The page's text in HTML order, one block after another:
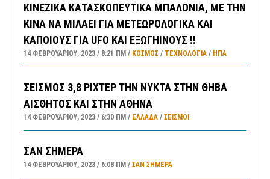
ΚΙΝΕΖΙΚΑ ΚΑΤΑΣΚΟΠΕΥΤΙΚΑ ΜΠΑΛΟΝΙΑ, ΜΕ ΤΗΝ
ΚΙΝΑ ΝΑ ΜΙΛΑΕΙ ΓΙΑ ΜΕΤΕΩΡΟΛΟΓΙΚΑ ΚΑΙ
ΚΑΠΟΙΟΥΣ ΓΙΑ UFO ΚΑΙ ΕΞΩΓΗΙΝΟΥΣ !!
14 ΦΕΒΡΟΥΑΡΊΟΥ, 2023 8:21 ΠΜ ΚΟΣΜΟΣ / ΤΕΧΝΟΛΟΓΙΑ/ ΗΠΑ
ΣΕΙΣΜΟΣ 3,8 ΡΙΧΤΕΡ ΤΗΝ ΝΥΚΤΑ ΣΤΗΝ ΘΗΒΑ
ΑΙΣΘΗΤΟΣ ΚΑΙ ΣΤΗΝ ΑΘΗΝΑ
14 ΦΕΒΡΟΥΑΡΊΟΥ, 2023 6:30 ΠΜ ΕΛΛΑΔA/ ΣΕΙΣΜΟΙ
ΣΑΝ ΣΗΜΕΡΑ
14 ΦΕΒΡΟΥΑΡΊΟΥ, 2023 6:08 ΠΜ ΣΑΝ ΣΉΜΕΡΑ